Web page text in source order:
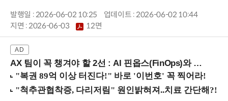
발행일 : 2026-06-02 10:25
업데이트 : 2026-06-02 10:44
지면 :2026-06-03 12면
AX 팀이 꼭 챙겨야 할 2선 : AI 핀옵스(FinOps)와 토큰 거버넌스 (8/21 잠실역)